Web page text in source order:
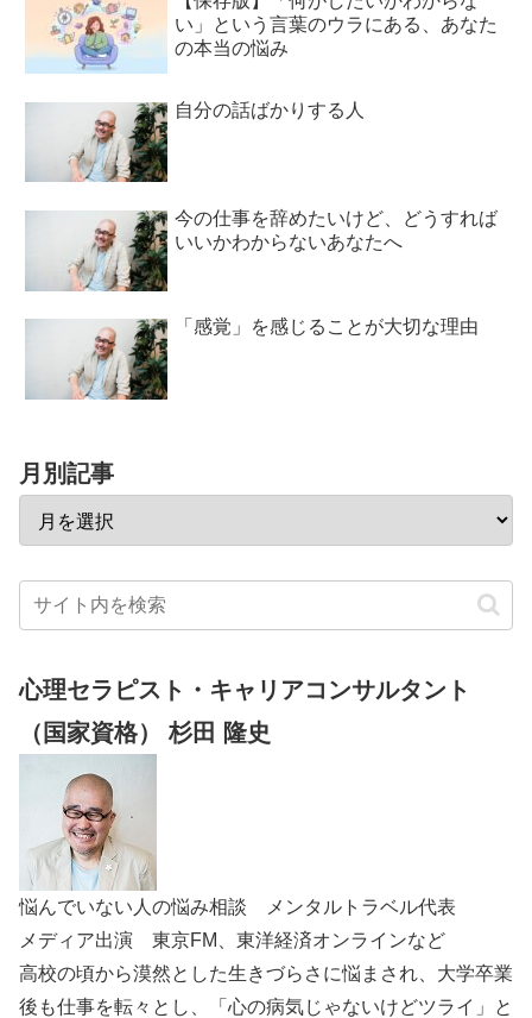
い」という言葉のウラにある、あなた
の本当の悩み
自分の話ばかりする人
今の仕事を辞めたいけど、どうすれば
いいかわからないあなたへ
「感覚」を感じることが大切な理由
月別記事
心理セラピスト・キャリアコンサルタント
（国家資格） 杉田 隆史
悩んでいない人の悩み相談 メンタルトラベル代表
メディア出演 東京FM、東洋経済オンラインなど
高校の頃から漠然とした生きづらさに悩まされ、大学卒業
後も仕事を転々とし、「心の病気じゃないけどツライ」と